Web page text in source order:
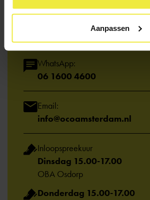
Aanpassen
020 - 330 63 20
WhatsApp:
06 1600 4600
Email:
info@ocoamsterdam.nl
Inloopspreekuur
Dinsdag 15.00-17.00
OBA Osdorp
Donderdag 15.00-17.00